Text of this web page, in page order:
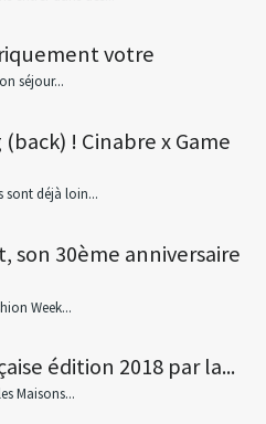
votre
séjour...
! Cinabre x Game
sont déjà loin...
son 30ème anniversaire
Week...
édition 2018 par la...
Maisons...